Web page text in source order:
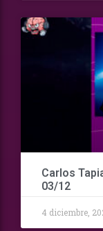
Carlos
03/12
4 diciembre,